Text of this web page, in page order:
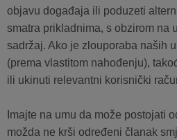
objavu događaja ili poduzeti
smatra prikladnima, s obzirom na
sadržaj. Ako je zlouporaba naših
(prema vlastitom nahođenju),
ili ukinuti relevantni korisnički
Imajte na umu da može postojati
možda ne krši određeni članak